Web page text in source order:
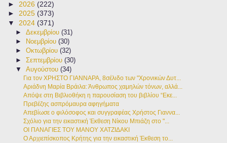
► 2026 (222)
► 2025 (373)
▼ 2024 (371)
►Δεκεμβρίου(31)
►
Νοεμβρίου(30)
►Οκτωβρίου(32)
►Σεπτεμβρίου(30)
▼Αυγούστου(34)
Για τον ΧΡΗΣΤΟ ΓΙΑΝΝΑΡΑ, 8σέλιδο των "Χρονικών Δυτ...
Αριάδνη Μαρία Βράιλα: Άνθρωπος χαμηλών τόνων, αλλά...
Απόψε στη Βιβλιοθήκη η παρουσίαση του βιβλίου “Εκε...
Πρεβέζης ασπρόμαυρα αφηγήματα
Απεβίωσε ο φιλόσοφος και συγγραφέας Χρήστος Γιαννα...
Σχόλιο για την εικαστική Έκθεση Νίκου Μπιάζη στο "...
ΟΙ ΠΑΝΑΓΙΕΣ ΤΟΥ ΜΑΝΟΥ ΧΑΤΖΙΔΑΚΙ
Ο Αρχιεπίσκοπος Κρήτης για την εικαστική Έκθεση το...